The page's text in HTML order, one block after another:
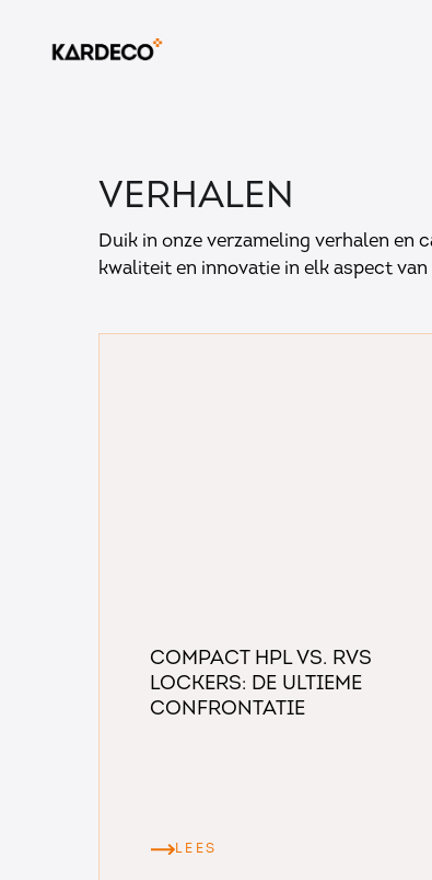
VERHALEN
Duik in onze verzameling verhalen en
kwaliteit en innovatie in elk aspect van
Compact HPL vs. RVS
Lockers: De Ultieme
Confrontatie
LEES